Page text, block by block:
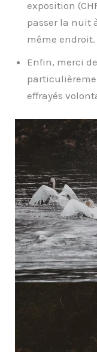
exposition
passer la nuit
même endroit.
Enfin, merci
effrayés